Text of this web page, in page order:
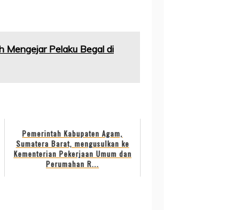
Mengejar Pelaku Begal di
Pemerintah Kabupaten Agam,
Sumatera Barat, mengusulkan ke
Kementerian Pekerjaan Umum dan
Perumahan R...